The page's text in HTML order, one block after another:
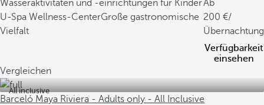
Wasseraktivitäten und -einrichtungen für Kinder
U-Spa Wellness-CenterGroße gastronomische
Vielfalt
Ab
200
/
Übernachtung
Verfügbarkeit
einsehen
Vergleichen
All inclusive
Barceló Maya Riviera - Adults only - All Inclusive